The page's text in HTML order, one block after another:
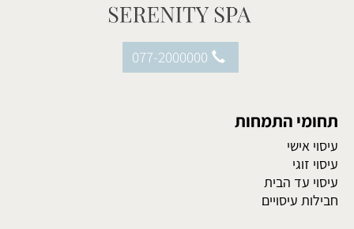
077-2000000
תחומי התמחות
עיסוי אישי
עיסוי זוגי
עיסוי עד הבית
חבילות עיסויים